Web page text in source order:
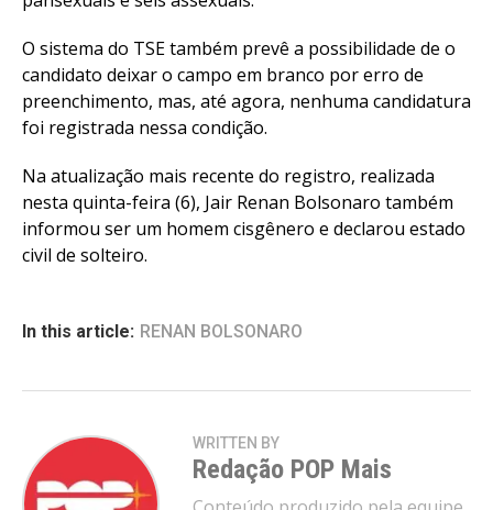
O sistema do TSE também prevê a possibilidade de o
candidato deixar o campo em branco por erro de
preenchimento, mas, até agora, nenhuma candidatura
foi registrada nessa condição.
Na atualização mais recente do registro, realizada
nesta quinta-feira (6), Jair Renan Bolsonaro também
informou ser um homem cisgênero e declarou estado
civil de solteiro.
In this article: RENAN BOLSONARO
WRITTEN BY
Redação POP Mais